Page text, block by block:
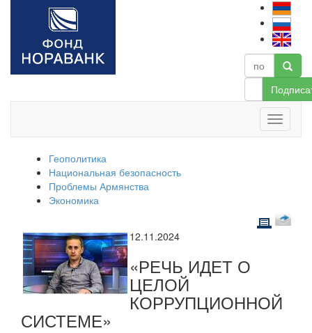
Геополитика
Национальная безопасность
Проблемы Армянства
Экономика
12.11.2024
«РЕЧЬ ИДЕТ О
ЦЕЛОЙ
КОРРУПЦИОННОЙ
СИСТЕМЕ»